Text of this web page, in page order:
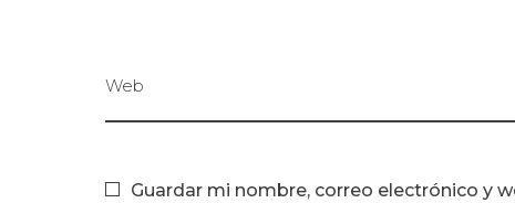
Web
Guardar mi nombre, correo electrónico y